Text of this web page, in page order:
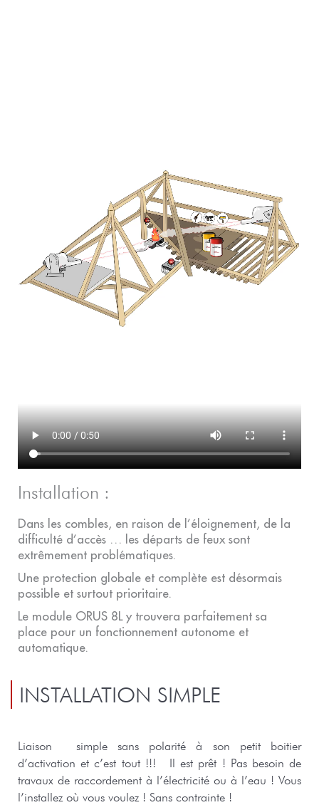
Installation :
Dans les combles, en raison de l’éloignement, de la
difficulté d’accès … les départs de feux sont
extrêmement problématiques.
Une protection globale et complète est désormais
possible et surtout prioritaire.
Le module ORUS 8L y trouvera parfaitement sa
place pour un fonctionnement autonome et
automatique.
INSTALLATION SIMPLE
Liaison simple sans polarité à son petit boitier
d’activation et c’est tout !!! Il est prêt ! Pas besoin de
travaux de raccordement à l’électricité ou à l’eau ! Vous
l’installez où vous voulez ! Sans contrainte !